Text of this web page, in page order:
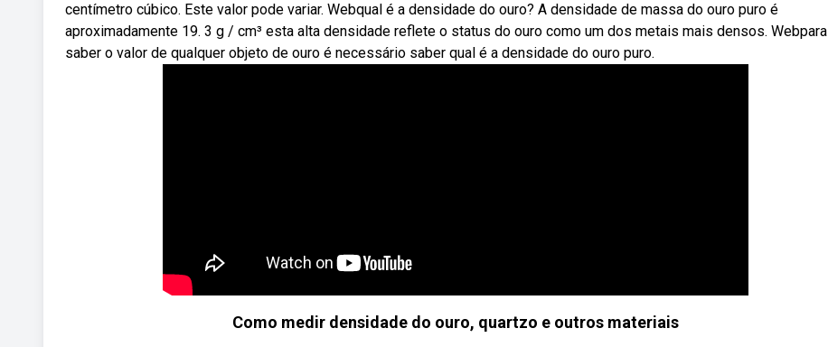
centímetro cúbico. Este valor pode variar. Webqual é a densidade do ouro? A densidade de massa do ouro puro é
aproximadamente 19. 3 g / cm³ esta alta densidade reflete o status do ouro como um dos metais mais densos. Webpara
saber o valor de qualquer objeto de ouro é necessário saber qual é a densidade do ouro puro.
Como medir densidade do ouro, quartzo e outros materiais